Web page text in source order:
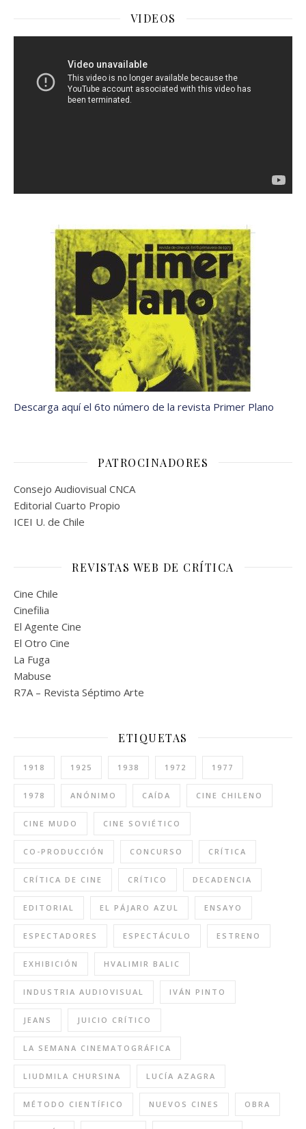
VIDEOS
Video
Descarga aquí el 6to número de la revista Primer Plano
PATROCINADORES
Consejo Audiovisual CNCA
Editorial Cuarto Propio
ICEI U. de Chile
REVISTAS WEB DE CRÍTICA
Cine Chile
Cinefilia
El Agente Cine
El Otro Cine
La Fuga
Mabuse
R7A – Revista Séptimo Arte
ETIQUETAS
1918 1925 1938 1972 1977
1978 ANÓNIMO CAÍDA CINE CHILENO
CINE MUDO CINE SOVIÉTICO
CO-PRODUCCIÓN CONCURSO CRÍTICA
CRÍTICA DE CINE CRÍTICO DECADENCIA
EDITORIAL EL PÁJARO AZUL ENSAYO
ESPECTADORES ESPECTÁCULO ESTRENO
EXHIBICIÓN HVALIMIR BALIC
INDUSTRIA AUDIOVISUAL IVÁN PINTO
JEANS JUICIO CRÍTICO
LA SEMANA CINEMATOGRÁFICA
LIUDMILA CHURSINA LUCÍA AZAGRA
MÉTODO CIENTÍFICO NUEVOS CINES OBRA